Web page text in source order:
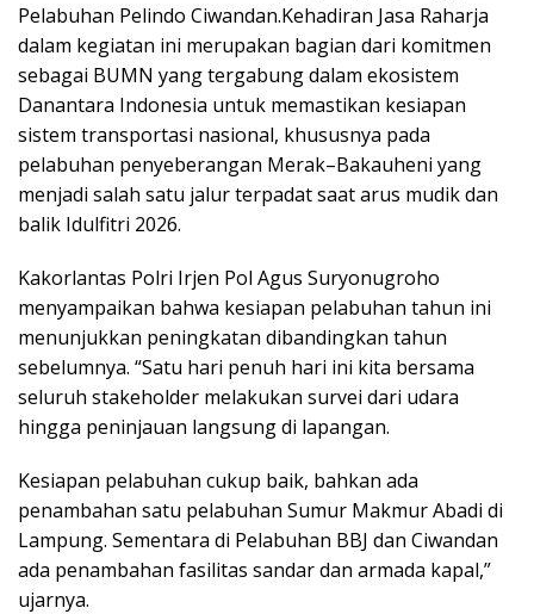
Pelabuhan Pelindo Ciwandan.Kehadiran Jasa Raharja
dalam kegiatan ini merupakan bagian dari komitmen
sebagai BUMN yang tergabung dalam ekosistem
Danantara Indonesia untuk memastikan kesiapan
sistem transportasi nasional, khususnya pada
pelabuhan penyeberangan Merak–Bakauheni yang
menjadi salah satu jalur terpadat saat arus mudik dan
balik Idulfitri 2026.
Kakorlantas Polri Irjen Pol Agus Suryonugroho
menyampaikan bahwa kesiapan pelabuhan tahun ini
menunjukkan peningkatan dibandingkan tahun
sebelumnya. “Satu hari penuh hari ini kita bersama
seluruh stakeholder melakukan survei dari udara
hingga peninjauan langsung di lapangan.
Kesiapan pelabuhan cukup baik, bahkan ada
penambahan satu pelabuhan Sumur Makmur Abadi di
Lampung. Sementara di Pelabuhan BBJ dan Ciwandan
ada penambahan fasilitas sandar dan armada kapal,”
ujarnya.